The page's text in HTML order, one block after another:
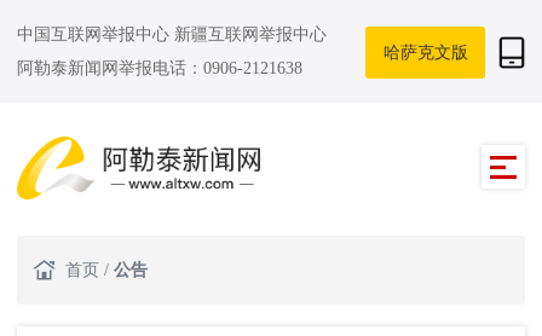
中国互联网举报中心 新疆互联网举报中心
阿勒泰新闻网举报电话：0906-2121638
哈萨克文版
首页 / 公告